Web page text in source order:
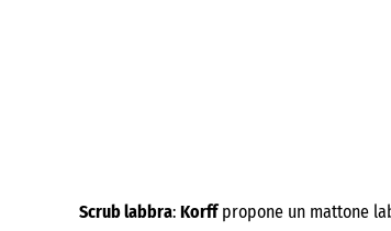
Scrub labbra: Korffpropone un mattone